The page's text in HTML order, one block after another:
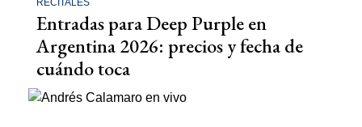
RECITALES
Entradas para Deep Purple en
Argentina 2026: precios y fecha de
cuándo toca